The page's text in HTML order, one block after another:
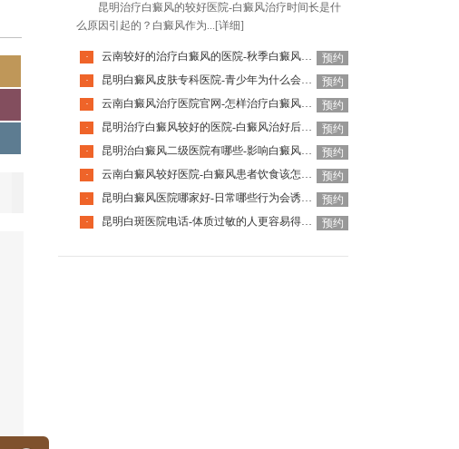
昆明治疗白癜风的较好医院-白癜风治疗时间长是什
么原因引起的？白癜风作为... [详细]
· 云南较好的治疗白癜风的医院-秋季白癜风该怎么护理
预约
·
昆明白癜风皮肤专科医院-青少年为什么会得白癜风呢
预约
·
云南白癜风治疗医院官网-怎样治疗白癜风才有效
预约
·
昆明治疗白癜风较好的医院-白癜风治好后还会复发吗
预约
·
昆明治白癜风二级医院有哪些-影响白癜风恢复的因素有哪些
预约
·
云南白癜风较好医院-白癜风患者饮食该怎么调整
预约
·
昆明白癜风医院哪家好-日常哪些行为会诱发白癜风呢
预约
·
昆明白斑医院电话-体质过敏的人更容易得白癜风吗 预约